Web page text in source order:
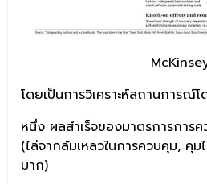
โดยเป็นการวิเคราะห์สถานการณ์
หนึ่ง ผลสำเร็จของมาตรการการค
(ไล่จากล้มเหลวในการควบคุม, คุ
มาก)